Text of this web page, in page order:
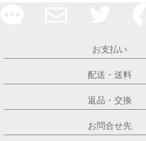
お支払い
配送・送料
返品・交換
お問合せ先